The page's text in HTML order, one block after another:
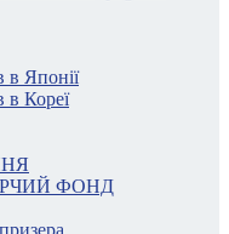
в Японії
в Кореї
ФОНД